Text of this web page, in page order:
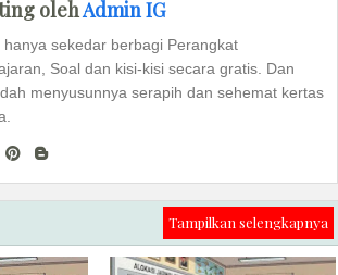
olehAdmin IG
hanya sekedar berbagi Perangkat
Soal dan kisi-kisi secara gratis. Dan
menyusunnya serapih dan sehemat kertas
Tampilkan selengkapnya